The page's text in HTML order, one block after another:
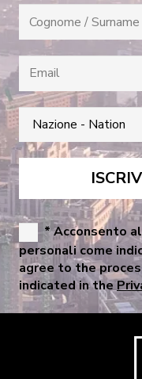
* Acconsento
personali come
agree to the
indicated in the